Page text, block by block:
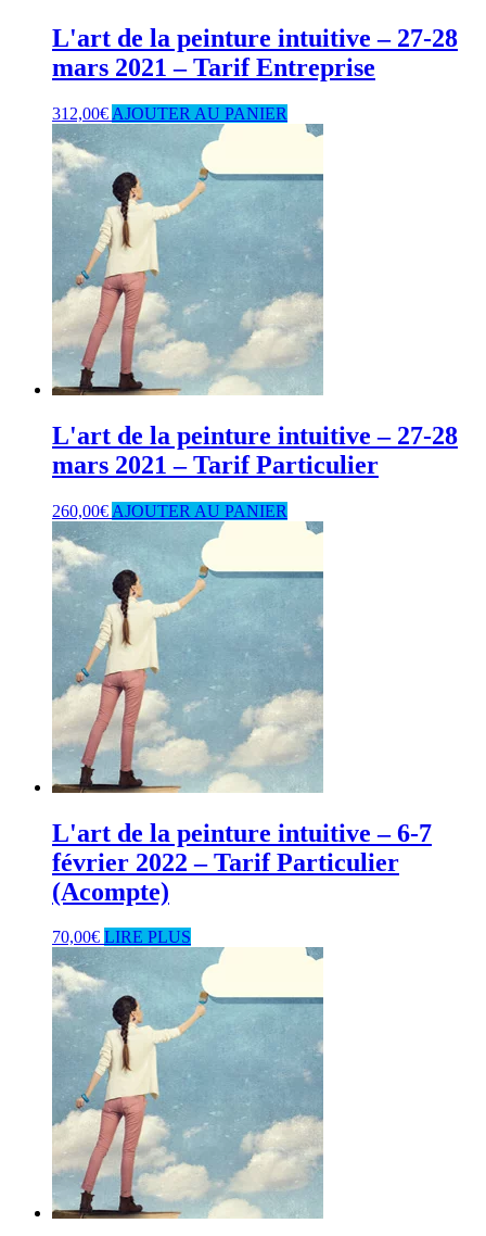
L'art de la peinture intuitive – 27-28
mars 2021 – Tarif Entreprise
312,00€ AJOUTER AU PANIER
L'art de la peinture intuitive – 27-28
mars 2021 – Tarif Particulier
260,00€ AJOUTER AU PANIER
L'art de la peinture intuitive – 6-7
février 2022 – Tarif Particulier
(Acompte)
70,00€ LIRE PLUS